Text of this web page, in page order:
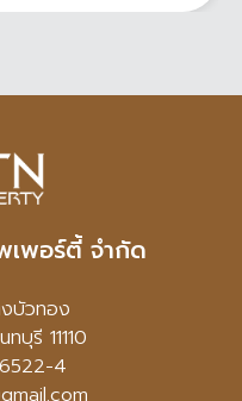
พอร์ตี้ จำกัด
บัวทอง
บุรี 11110
4